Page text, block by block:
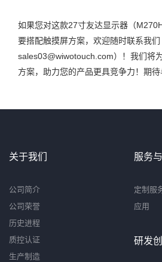
如果您对这款27寸友达显示器（
要搭配触摸屏方案，欢迎随时联系我们
sales03@wiwotouch.com）！我们将
方案，助力您的产品更具竞争力！期待
关于我们
公司简介
公司荣誉
历史进程
质控认证
生产制造
服务
定制服
应用
研发